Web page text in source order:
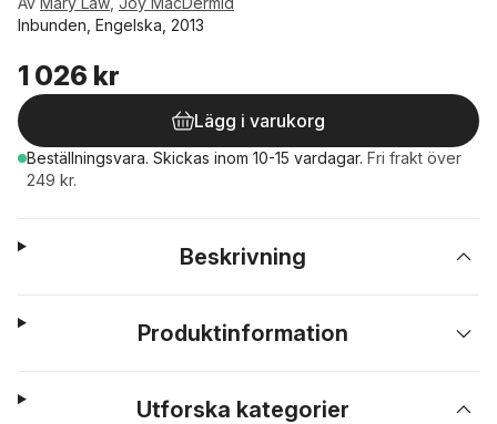
Inbunden, Engelska, 2013
1 026 kr
Lägg i varukorg
Beställningsvara. Skickas inom 10-15 vardagar. Fri frakt över
249 kr.
Beskrivning
Produktinformation
Utforska kategorier